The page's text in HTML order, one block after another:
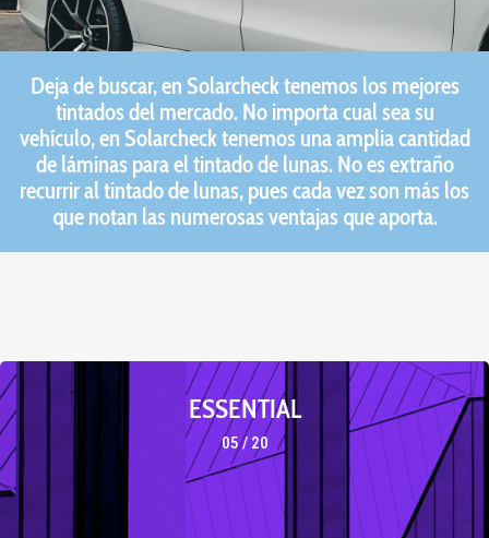
Deja de buscar, en Solarcheck tenemos los mejores
tintados del mercado. No importa cual sea su
vehículo, en Solarcheck tenemos una amplia cantidad
de láminas para el tintado de lunas. No es extraño
recurrir al tintado de lunas, pues cada vez son más los
que notan las numerosas ventajas que aporta.
ESSENTIAL
05 / 20
· Poliéster de calidad óptica.
· Claridad y nitidez sin precedentes.